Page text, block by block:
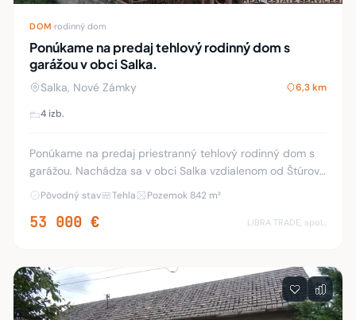
DOM rodinný dom
Ponúkame na predaj tehlový rodinný dom s
garážou v obci Salka.
Salka, Nové Zámky 6,3 km
4 izb.
Ponúkame na predaj priestranný tehlový rodinný dom s
garážou. Nachádza sa v obci Salka vzdialenom od Štúrova
len 11 km. Rodinný dom dispozične riešený 4 izbami,
kuchyňou, kúpeľňou s WC, špajzou, pr
Pôvodný stav Tehla Pozemok 842 m²
53 000 € LIBRA TRADE, spol.s.r.o.